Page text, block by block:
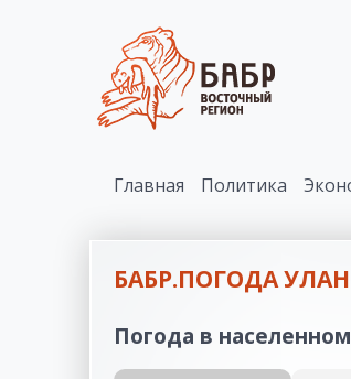
Главная Политика
БАБР.ПОГОДА
Погода в